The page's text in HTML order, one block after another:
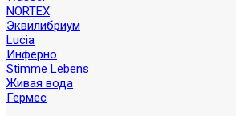
NORTEX
Эквилибриум
Lucia
Инферно
Stimme Lebens
Живая вода
Гермес